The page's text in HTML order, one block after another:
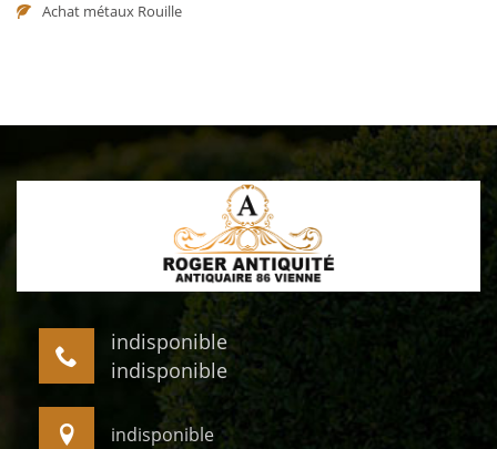
Achat métaux Rouille
indisponible
indisponible
indisponible